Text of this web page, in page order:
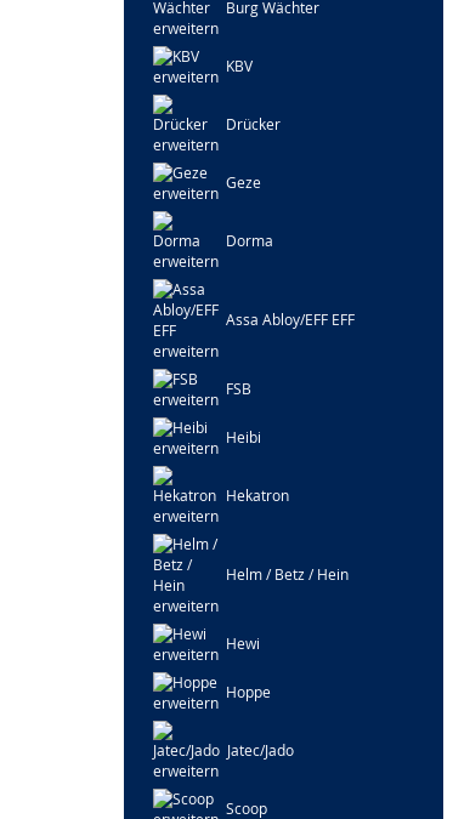
Burg Wächter
KBV
Drücker
Geze
Dorma
Assa Abloy/EFF EFF
FSB
Heibi
Hekatron
Helm / Betz / Hein
Hewi
Hoppe
Jatec/Jado
Scoop